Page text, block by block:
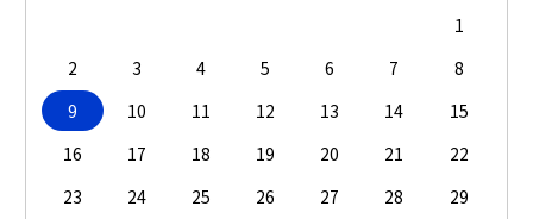
1
2
3 4 5 6 7
8
9
10 11 12 13 14
15
16
17 18 19 20 21
22
23
24 25 26 27 28
29